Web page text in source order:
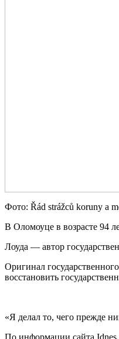
Фото: Řád strážců koruny a
В Оломоуце в возрасте 94
Лоуда — автор
Оригинал
восстановить
«Я делал то, чего прежде